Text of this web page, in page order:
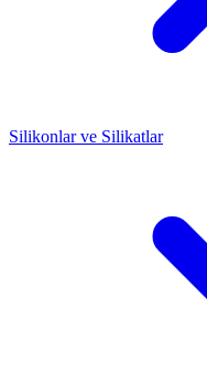
Silikonlar ve Silikatlar